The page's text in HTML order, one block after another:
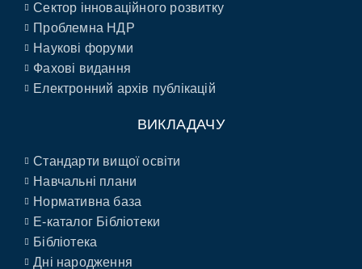
Сектор інноваційного розвитку
Проблемна НДР
Наукові форуми
Фахові видання
Електронний архів публікацій
ВИКЛАДАЧУ
Стандарти вищої освіти
Навчальні плани
Нормативна база
E-каталог Бібліотеки
Бібліотека
Дні народження